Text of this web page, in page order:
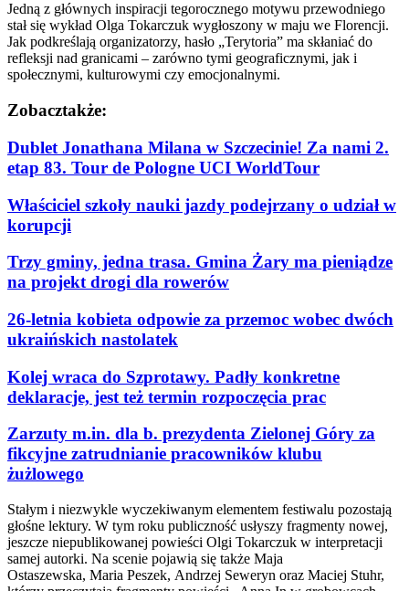
Jedną z głównych inspiracji tegorocznego motywu przewodniego
stał się wykład Olga Tokarczuk wygłoszony w maju we Florencji.
Jak podkreślają organizatorzy, hasło „Terytoria” ma skłaniać do
refleksji nad granicami – zarówno tymi geograficznymi, jak i
społecznymi, kulturowymi czy emocjonalnymi.
Zobacztakże:
Dublet Jonathana Milana w Szczecinie! Za nami 2.
etap 83. Tour de Pologne UCI WorldTour
Właściciel szkoły nauki jazdy podejrzany o udział w
korupcji
Trzy gminy, jedna trasa. Gmina Żary ma pieniądze
na projekt drogi dla rowerów
26-letnia kobieta odpowie za przemoc wobec dwóch
ukraińskich nastolatek
Kolej wraca do Szprotawy. Padły konkretne
deklaracje, jest też termin rozpoczęcia prac
Zarzuty m.in. dla b. prezydenta Zielonej Góry za
fikcyjne zatrudnianie pracowników klubu
żużlowego
Stałym i niezwykle wyczekiwanym elementem festiwalu pozostają
głośne lektury. W tym roku publiczność usłyszy fragmenty nowej,
jeszcze niepublikowanej powieści Olgi Tokarczuk w interpretacji
samej autorki. Na scenie pojawią się także Maja
Ostaszewska, Maria Peszek, Andrzej Seweryn oraz Maciej Stuhr,